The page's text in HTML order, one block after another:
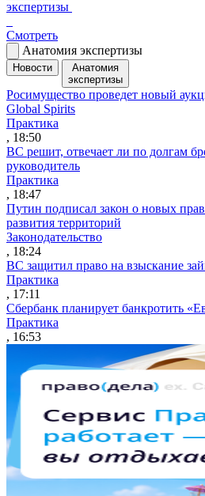
экспертизы
Смотреть
Анатомия экспертизы
Новости
Анатомия
экспертизы
Росимущество проведет новый
Global Spirits
Практика
, 18:50
ВС решит, отвечает ли по долгам
руководитель
Практика
, 18:47
Путин подписал закон о новых
развития территорий
Законодательство
, 18:24
ВС защитил право на взыскание
Практика
, 17:11
Сбербанк планирует банкротить
Практика
, 16:53